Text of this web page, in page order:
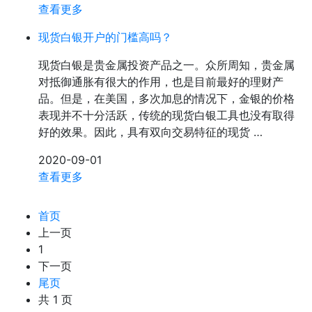
查看更多
现货白银开户的门槛高吗？
现货白银是贵金属投资产品之一。众所周知，贵金属
对抵御通胀有很大的作用，也是目前最好的理财产
品。但是，在美国，多次加息的情况下，金银的价格
表现并不十分活跃，传统的现货白银工具也没有取得
好的效果。因此，具有双向交易特征的现货 …
2020-09-01
查看更多
首页
上一页
1
下一页
尾页
共 1 页